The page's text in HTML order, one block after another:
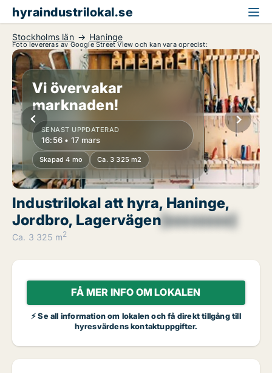
hyraindustrilokal.se
Stockholms län Haninge
Foto levereras av Google Street View och kan vara oprecist:
Vi övervakar
marknaden!
SENAST UPPDATERAD
16:56 • 17 mars
Skapad 4 mo Ca. 3 325 m2
Industrilokal att hyra, Haninge,
Jordbro, Lagervägen[xxxxxxxx]
Ca. 3 325 m2
FÅ MER INFO OM LOKALEN
⚡ Se all information om lokalen och få direkt tillgång till
hyresvärdens kontaktuppgifter.